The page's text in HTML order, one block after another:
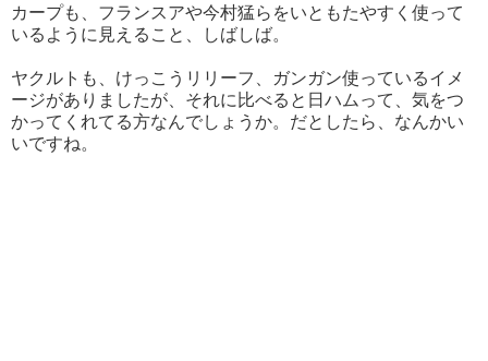
カープも、フランスアや今村猛らをいともたやすく使って
いるように見えること、しばしば。
ヤクルトも、けっこうリリーフ、ガンガン使っているイメ
ージがありましたが、それに比べると日ハムって、気をつ
かってくれてる方なんでしょうか。だとしたら、なんかい
いですね。